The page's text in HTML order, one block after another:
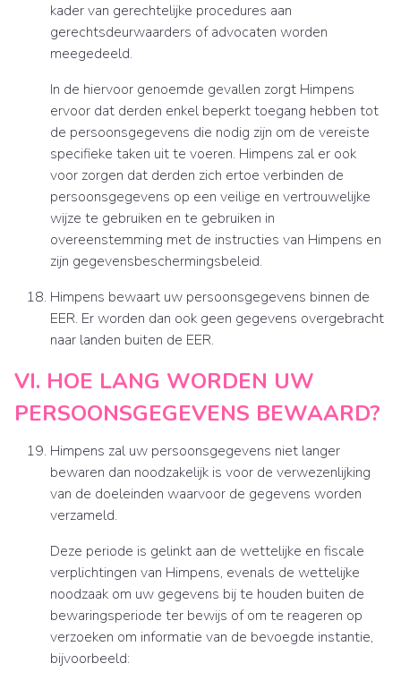
kader van gerechtelijke procedures aan
gerechtsdeurwaarders of advocaten worden
meegedeeld.
In de hiervoor genoemde gevallen zorgt Himpens
ervoor dat derden enkel beperkt toegang hebben tot
de persoonsgegevens die nodig zijn om de vereiste
specifieke taken uit te voeren. Himpens zal er ook
voor zorgen dat derden zich ertoe verbinden de
persoonsgegevens op een veilige en vertrouwelijke
wijze te gebruiken en te gebruiken in
overeenstemming met de instructies van Himpens en
zijn gegevensbeschermingsbeleid.
Himpens bewaart uw persoonsgegevens binnen de
EER. Er worden dan ook geen gegevens overgebracht
naar landen buiten de EER.
VI. HOE LANG WORDEN UW
PERSOONSGEGEVENS BEWAARD?
Himpens zal uw persoonsgegevens niet langer
bewaren dan noodzakelijk is voor de verwezenlijking
van de doeleinden waarvoor de gegevens worden
verzameld.
Deze periode is gelinkt aan de wettelijke en fiscale
verplichtingen van Himpens, evenals de wettelijke
noodzaak om uw gegevens bij te houden buiten de
bewaringsperiode ter bewijs of om te reageren op
verzoeken om informatie van de bevoegde instantie,
bijvoorbeeld: